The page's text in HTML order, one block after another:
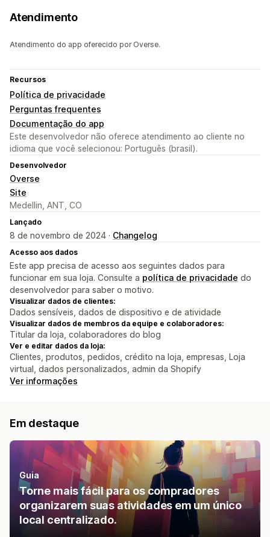
Atendimento
Atendimento do app oferecido por Overse.
Recursos
Política de privacidade
Perguntas frequentes
Documentação do app
Este desenvolvedor não oferece atendimento ao cliente no
idioma que você selecionou: Português (brasil).
Desenvolvedor
Overse
Site
Medellin, ANT, CO
Lançado
8 de novembro de 2024 · Changelog
Acesso aos dados
Este app precisa de acesso aos seguintes dados para
funcionar em sua loja. Consulte a política de privacidade do
desenvolvedor para saber o motivo.
Visualizar dados de clientes:
Dados sensíveis, dados de dispositivo e de atividade
Visualizar dados de membros da equipe e colaboradores:
Titular da loja, colaboradores do blog
Ver e editar dados da loja:
Clientes, produtos, pedidos, crédito na loja, empresas, Loja
virtual, dados personalizados, admin da Shopify
Ver informações
Em destaque
Guia
Torne mais fácil para os compradores
organizarem suas atividades em um único
local centralizado.